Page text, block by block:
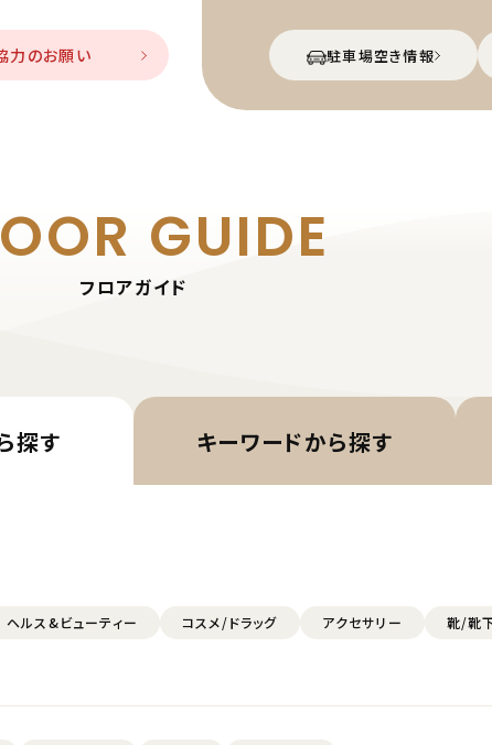
駐車場空き情報
力のお願い
GUIDE
フロアガイド
探す キーワードから探す
ヘルス&ビューティー コスメ/ドラッグ アクセサリー 靴/靴